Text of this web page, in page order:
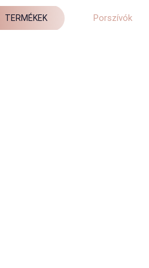
TERMÉKEK Porszívók